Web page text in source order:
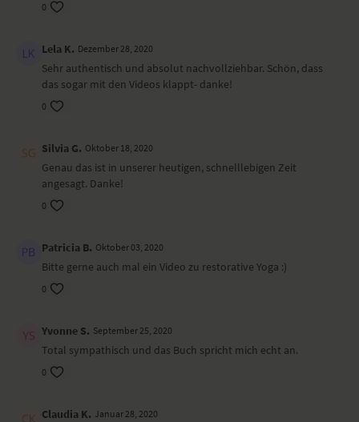
0
Lela K. Dezember 28, 2020
Sehr authentisch und absolut nachvollziehbar. Schön, dass
das sogar mit den Videos klappt- danke!
0
Silvia G. Oktober 18, 2020
Genau das ist in unserer heutigen, schnelllebigen Zeit
angesagt. Danke!
0
Patricia B. Oktober 03, 2020
Bitte gerne auch mal ein Video zu restorative Yoga :)
0
Yvonne S. September 25, 2020
Total sympathisch und das Buch spricht mich echt an.
0
Claudia K. Januar 28, 2020